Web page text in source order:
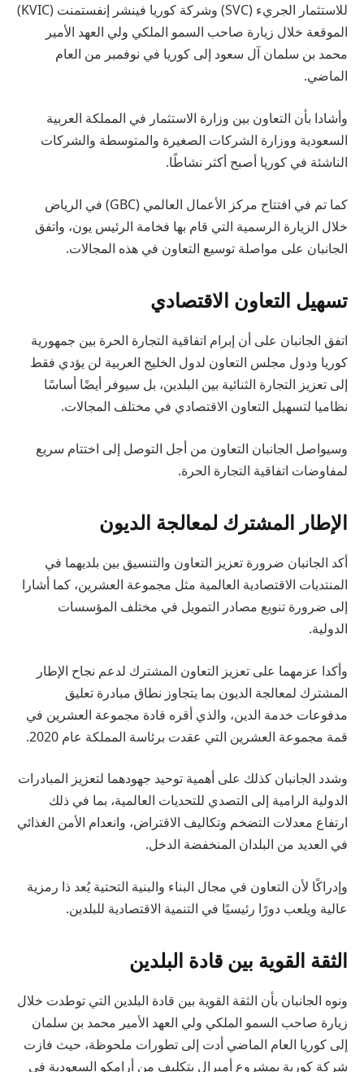
للاستثمار الجريء (SVC) وشركة كوريا فينشر إنفستمنت (KVIC)
الموقعة خلال زيارة صاحب السمو الملكي ولي العهد الأمير
محمد بن سلمان آل سعود إلى كوريا في نوفمبر من العام
الماضي.
وأشادا بأن التعاون بين وزارة الاستثمار في المملكة العربية
السعودية ووزارة الشركات الصغيرة والمتوسطة والشركات
الناشئة في كوريا أصبح أكثر نشاطًا.
كما تم في افتتاح مركز الأعمال العالمي (GBC) في الرياض
خلال الزيارة الرسمية التي قام بها فخامة الرئيس يون، واتفق
الجانبان على مواصلة توسيع التعاون في هذه المجالات.
تسهيل التعاون الاقتصادي
اتفق الجانبان على أن إبرام اتفاقية التجارة الحرة بين جمهورية
كوريا ودول مجلس التعاون لدول الخليج العربية لن يؤدي فقط
إلى تعزيز التجارة الثنائية بين البلدين، بل سيوفر أيضًا أساسًا
نظاميا لتسهيل التعاون الاقتصادي في مختلف المجالات.
وسيواصل الجانبان التعاون من أجل التوصل إلى اختتام سريع
لمفاوضات اتفاقية التجارة الحرة.
الإطار المشترك لمعالجة الديون
أكد الجانبان ضرورة تعزيز التعاون والتنسيق بين بلديهما في
المنتديات الاقتصادية العالمية مثل مجموعة العشرين، كما أشارا
إلى ضرورة تنويع مصادر التمويل في مختلف المؤسسات
الدولية.
وأكدا عزمهما على تعزيز التعاون المشترك لدعم نجاح الإطار
المشترك لمعالجة الديون بما يتجاوز نطاق مبادرة تعليق
مدفوعات خدمة الدين، والذي أقره قادة مجموعة العشرين في
قمة مجموعة العشرين التي عقدت برئاسة المملكة عام 2020.
وشدد الجانبان كذلك على أهمية توحيد جهودهما لتعزيز المبادرات
الدولية الرامية إلى التصدي للتحديات العالمية، بما في ذلك
ارتفاع معدلات التضخم وتكاليف الاقتراض، وانعدام الأمن الغذائي
في العديد من البلدان المنخفضة الدخل.
وإدراكًا لأن التعاون في مجال البناء والبنية التحتية يُعد ذا رمزية
عالية ويلعب دورًا رئيسيًا في التنمية الاقتصادية للبلدين.
الثقة القوية بين قادة البلدين
ونوه الجانبان بأن الثقة القوية بين قادة البلدين التي توطدت خلال
زيارة صاحب السمو الملكي ولي العهد الأمير محمد بن سلمان
إلى كوريا العام الماضي أدت إلى تطورات ملحوظة، حيث فازت
شركة كورية بمشروع أميرال بتكليف من أرامكو السعودية في